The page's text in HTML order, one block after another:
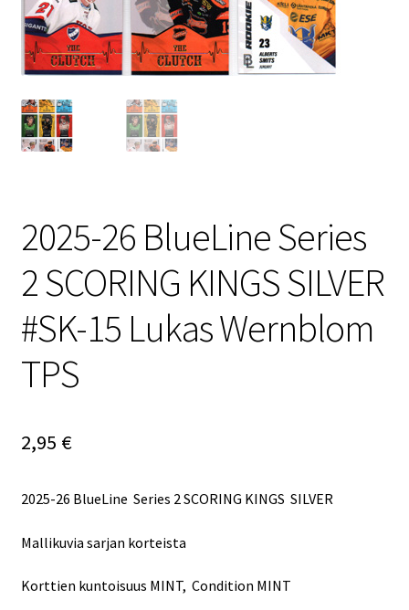
2025-26 BlueLine Series
2 SCORING KINGS SILVER
#SK-15 Lukas Wernblom
TPS
2,95 €
2025-26 BlueLine Series 2 SCORING KINGS SILVER
Mallikuvia sarjan korteista
Korttien kuntoisuus MINT, Condition MINT